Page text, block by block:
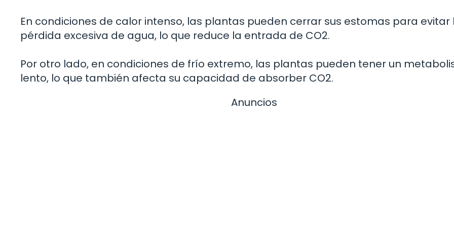
En condiciones de calor intenso, las plantas pueden cerrar sus estomas para evitar
pérdida excesiva de agua, lo que reduce la entrada de CO2.
Por otro lado, en condiciones de frío extremo, las plantas pueden tener un
lento, lo que también afecta su capacidad de absorber CO2.
Anuncios